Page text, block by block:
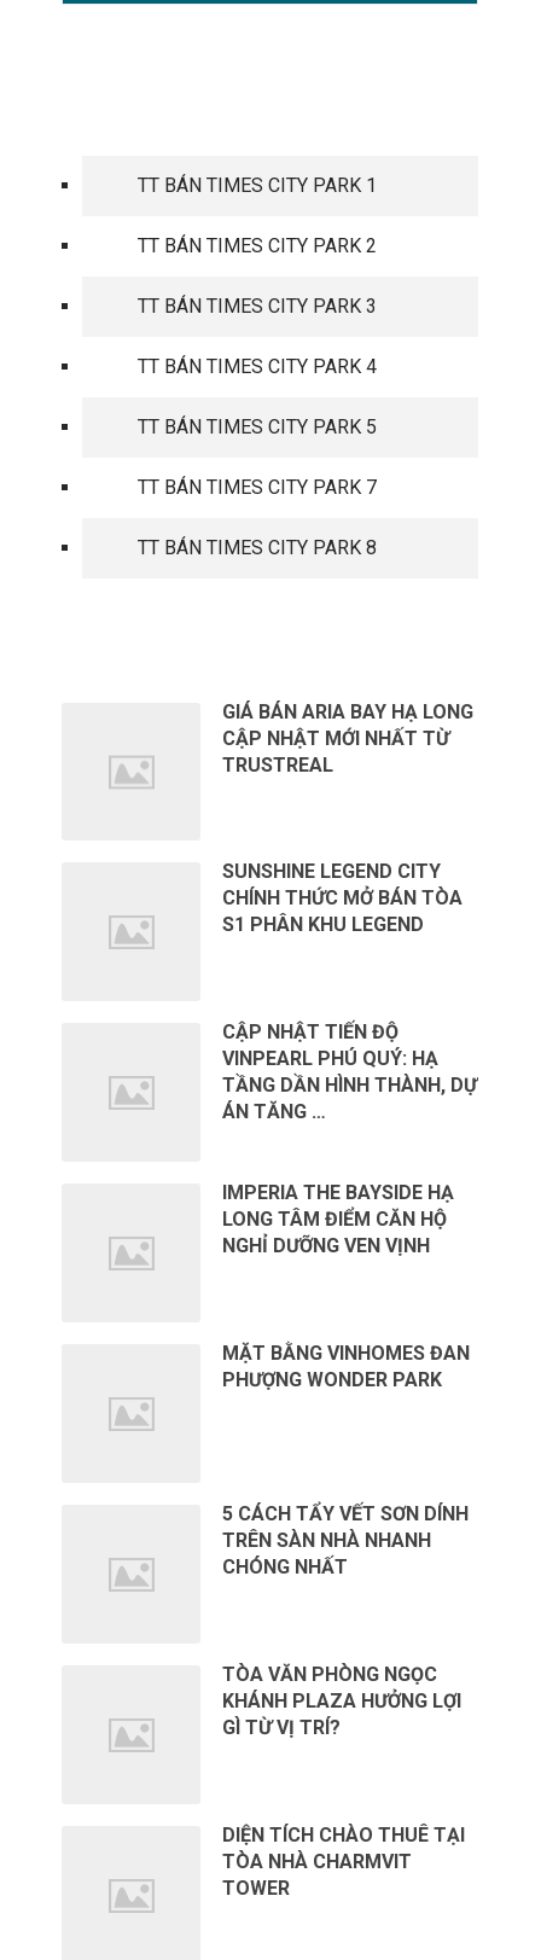
TT BÁN TIMES CITY PARK 1
TT BÁN TIMES CITY PARK 2
TT BÁN TIMES CITY PARK 3
TT BÁN TIMES CITY PARK 4
TT BÁN TIMES CITY PARK 5
TT BÁN TIMES CITY PARK 7
TT BÁN TIMES CITY PARK 8
GIÁ BÁN ARIA BAY HẠ LONG
CẬP NHẬT MỚI NHẤT TỪ
TRUSTREAL
SUNSHINE LEGEND CITY
CHÍNH THỨC MỞ BÁN TÒA
S1 PHÂN KHU LEGEND
CẬP NHẬT TIẾN ĐỘ
VINPEARL PHÚ QUÝ: HẠ
TẦNG DẦN HÌNH THÀNH, DỰ
ÁN TĂNG …
IMPERIA THE BAYSIDE HẠ
LONG TÂM ĐIỂM CĂN HỘ
NGHỈ DƯỠNG VEN VỊNH
MẶT BẰNG VINHOMES ĐAN
PHƯỢNG WONDER PARK
5 CÁCH TẨY VẾT SƠN DÍNH
TRÊN SÀN NHÀ NHANH
CHÓNG NHẤT
TÒA VĂN PHÒNG NGỌC
KHÁNH PLAZA HƯỞNG LỢI
GÌ TỪ VỊ TRÍ?
DIỆN TÍCH CHÀO THUÊ TẠI
TÒA NHÀ CHARMVIT
TOWER